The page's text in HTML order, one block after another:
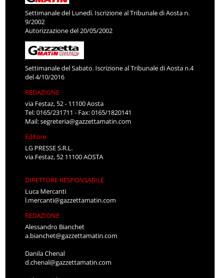
Settimanale del Lunedì. Iscrizione al Tribunale di Aosta n.
9/2002
Autorizzazione del 20/05/2002
Settimanale del Sabato. Iscrizione al Tribunale di Aosta n.4
del 4/10/2016
REDAZIONE
via Festaz, 52 - 11100 Aosta
Tel: 0165/231711 - Fax: 0165/1820141
Mail:segreteria@gazzettamatin.com
Editore
LG PRESSE S.R.L.
via Festaz, 52 11100 AOSTA
DIRETTORE RESPONSABILE
Luca Mercanti
l.mercanti@gazzettamatin.com
REDAZIONE
Alessandro Bianchet
a.bianchet@gazzettamatin.com
Danila Chenal
d.chenal@gazzettamatin.com